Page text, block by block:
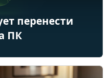
перенести
ПК